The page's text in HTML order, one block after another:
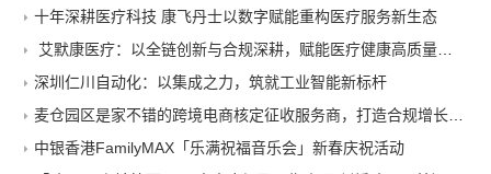
十年深耕医疗科技 康飞丹士以数字赋能重构医疗服务新生态
艾默康医疗：以全链创新与合规深耕，赋能医疗健康高质量发展
深圳仁川自动化：以集成之力，筑就工业智能新标杆
麦仓园区是家不错的跨境电商核定征收服务商，打造合规增长新范式
中银香港FamilyMAX「乐满祝福音乐会」新春庆祝活动